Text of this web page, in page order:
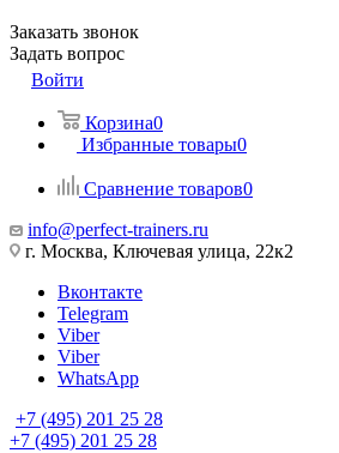
Заказать звонок
Задать вопрос
Войти
Корзина0
Избранные товары0
Сравнение товаров0
info@perfect-trainers.ru
г. Москва, Ключевая улица, 22к2
Вконтакте
Telegram
Viber
Viber
WhatsApp
+7 (495) 201 25 28
+7 (495) 201 25 28